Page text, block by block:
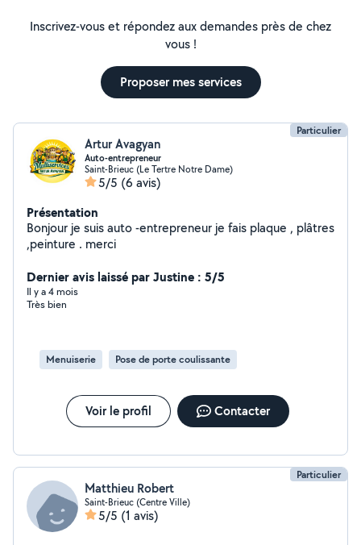
Inscrivez-vous et répondez aux demandes près de chez
vous !
Proposer mes services
Particulier
Artur Avagyan
Auto-entrepreneur
Saint-Brieuc (Le Tertre Notre Dame)
5/5 (6 avis)
Présentation
Bonjour je suis auto -entrepreneur je fais plaque , plâtres
,peinture . merci
Dernier avis laissé par Justine : 5/5
Il y a 4 mois
Très bien
Menuiserie Pose de porte coulissante
Voir le profil Contacter
Particulier
Matthieu Robert
Saint-Brieuc (Centre Ville)
5/5 (1 avis)